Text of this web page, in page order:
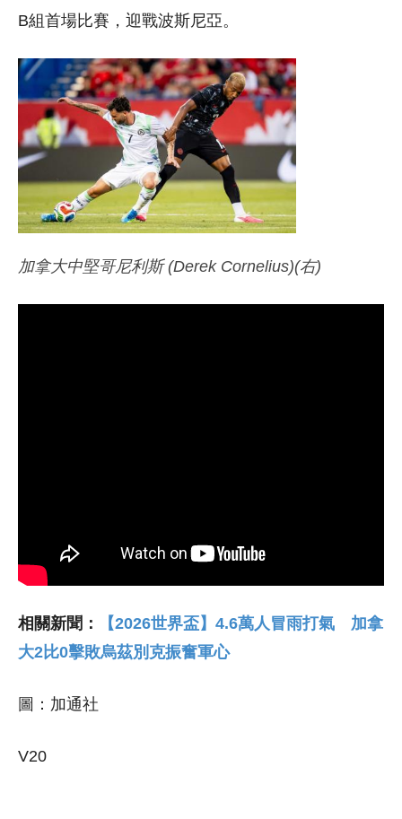
B組首場比賽，迎戰波斯尼亞。
加拿大中堅哥尼利斯 (Derek Cornelius)(右)
相關新聞：
【2026世界盃】4.6萬人冒雨打氣 加拿
大2比0擊敗烏茲別克振奮軍心
圖：加通社
V20